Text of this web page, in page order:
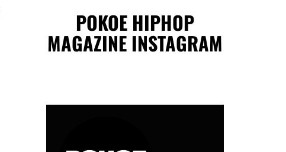
POKOE HIPHOP
MAGAZINE INSTAGRAM